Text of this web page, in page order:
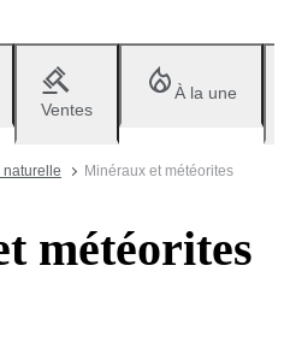
Ventes
À la une
Minéraux et météorites
météorites